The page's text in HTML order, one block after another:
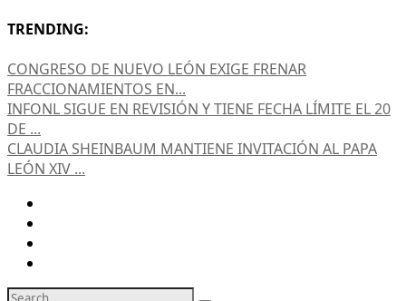
TRENDING:
CONGRESO DE NUEVO LEÓN EXIGE FRENAR
FRACCIONAMIENTOS EN...
INFONL SIGUE EN REVISIÓN Y TIENE FECHA LÍMITE EL 20
DE ...
CLAUDIA SHEINBAUM MANTIENE INVITACIÓN AL PAPA
LEÓN XIV ...